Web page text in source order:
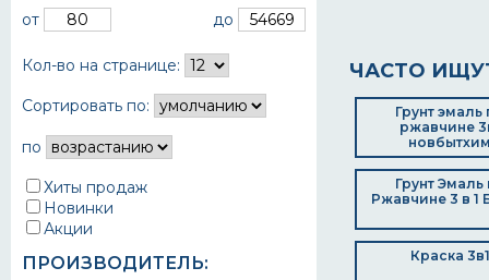
от до
Кол-во на странице:
Сортировать по:
по
Хиты продаж
Новинки
Акции
ПРОИЗВОДИТЕЛЬ:
ЧАСТО
Грунт эмаль
ржавчине
Грунт Эмаль
Ржавчине 3 в 1
Краска 3в1